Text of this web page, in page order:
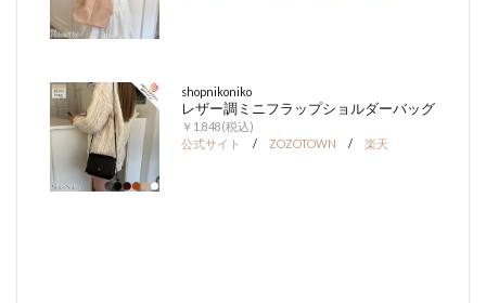
shopnikoniko
レザー調ミニフラップショルダーバッグ
￥1,848(税込)
公式サイト
/ ZOZOTOWN / 楽天